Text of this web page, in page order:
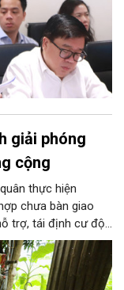
giải phóng
cộng
thực hiện
chưa bàn giao
trợ, tái định cư độc
phường Phú Thượng
đại lộ cảnh quan